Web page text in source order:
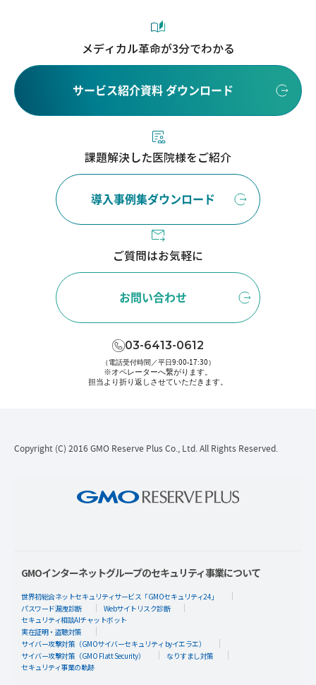
メディカル革命が3分でわかる
サービス紹介資料 ダウンロード
課題解決した医院様をご紹介
導入事例集ダウンロード
ご質問はお気軽に
お問い合わせ
03-6413-0612
（電話受付時間／平日9:00-17:30）
※オペレーターへ繋がります。
担当より折り返しさせていただきます。
Copyright (C) 2016 GMO Reserve Plus Co., Ltd. All Rights Reserved.
GMOインターネットグループのセキュリティ事業について
世界初総合ネットセキュリティサービス「GMOセキュリティ24」
パスワード漏洩診断
Webサイトリスク診断
セキュリティ相談AIチャットボット
実在証明・盗聴対策
サイバー攻撃対策（GMOサイバーセキュリティ byイエラエ）
サイバー攻撃対策（GMO Flatt Security）
なりすまし対策
セキュリティ事業の軌跡